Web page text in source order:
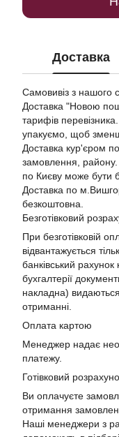
Доставка
Самовивіз з нашого
Доставка "Новою
тарифів
упакуємо, щоб
Доставка кур'єром
замовлення,
по Києву може бути
Доставка по
безкоштовна.
Безготівковий
При безготівковій
відвантажується
банківський рахунок
бухгалтерії
накладна)
отриманні.
Оплата картою
Менеджер надає
платежу.
Готівковий
Ви оплачуєте
отримання
Наші менеджери з